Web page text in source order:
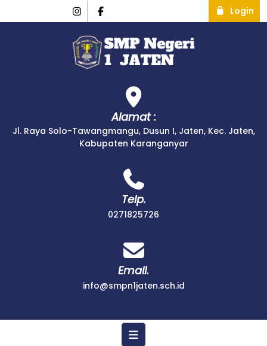
Login
Alamat :
Jl. Raya Solo-Tawangmangu, Dusun I, Jaten, Kec. Jaten,
Kabupaten Karanganyar
Telp.
0271825726
Email.
info@smpn1jaten.sch.id